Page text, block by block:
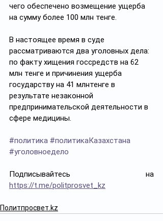
чего обеспечено возмещение ущерба
на сумму более 100 млн тенге.
В настоящее время в суде
рассматриваются два уголовных дела:
по факту хищения госсредств на 62
млн тенге и причинения ущерба
государству на 41 млнтенге в
результате незаконной
предпринимательской деятельности в
сфере медицины.
#политика #политикаКазахстана
#уголовноедело
https://t.me/politprosvet_kz
Политпросвет.kz